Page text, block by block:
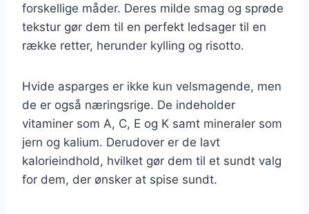
forskellige måder. Deres milde smag og sprøde
tekstur gør dem til en perfekt ledsager til en
række retter, herunder kylling og risotto.
Hvide asparges er ikke kun velsmagende, men
de er også næringsrige. De indeholder
vitaminer som A, C, E og K samt mineraler som
jern og kalium. Derudover er de lavt
kalorieindhold, hvilket gør dem til et sundt valg
for dem, der ønsker at spise sundt.